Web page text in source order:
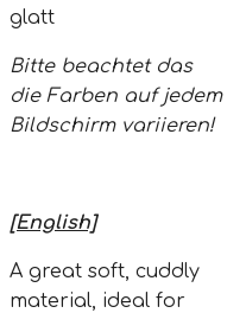
glatt
Bitte beachtet das
die Farben auf jedem
Bildschirm variieren!
[English]
A great soft, cuddly
material, ideal for